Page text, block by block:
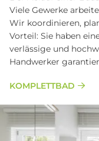
Viele Gewerke
Wir ko­ordinieren,
Vor­teil: Sie haben
verlässige und
Hand­werker
KOMPLETTBAD